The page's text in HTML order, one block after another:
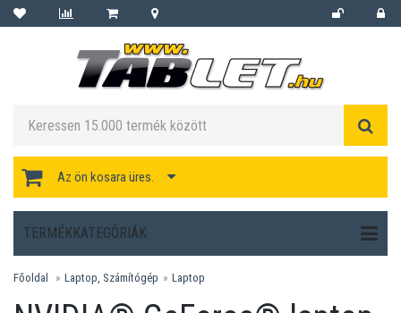
Az ön kosara üres.
TERMÉKKATEGÓRIÁK
Főoldal Laptop, Számítógép Laptop